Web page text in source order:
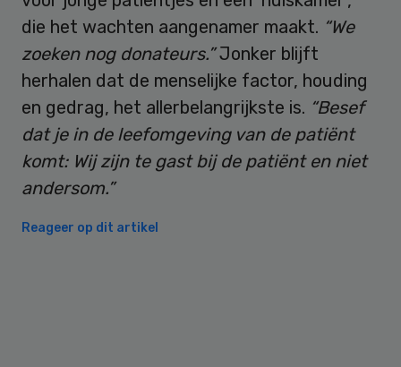
die het wachten aangenamer maakt. “We
zoeken nog donateurs.”Jonker blijft
herhalen dat de menselijke factor, houding
en gedrag, het allerbelangrijkste is. “Besef
dat je in de leefomgeving van de patiënt
komt: Wij zijn te gast bij de patiënt en niet
andersom.”
Reageer op dit artikel